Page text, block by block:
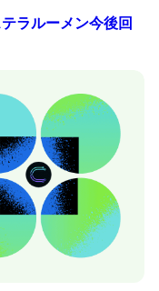
ラルーメン今後回